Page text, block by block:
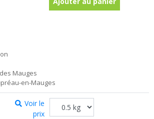
Mauges
en-Mauges
Voir le
prix